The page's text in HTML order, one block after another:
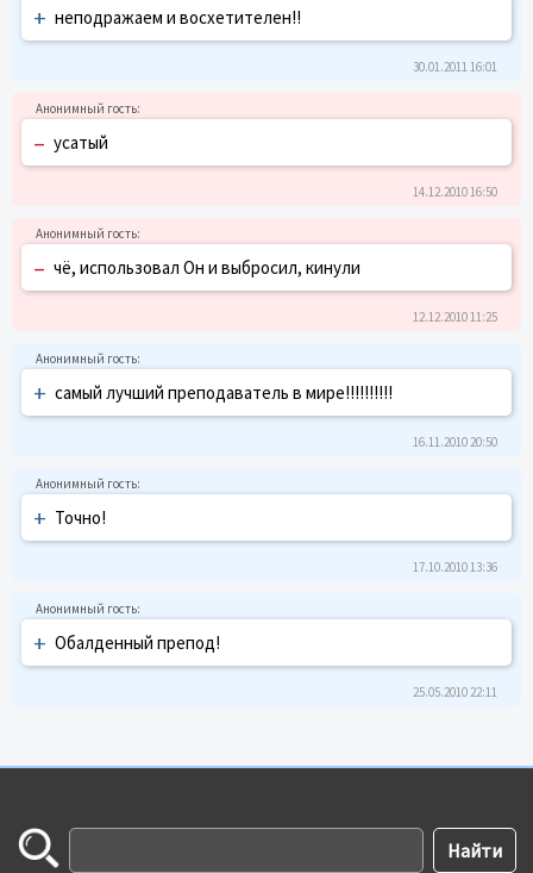
+ неподражаем и восхетителен!!
30.01.2011 16:01
– усатый
14.12.2010 16:50
– чё, использовал Он и выбросил, кинули
12.12.2010 11:25
+ самый лучший преподаватель в мире!!!!!!!!!!
16.11.2010 20:50
+ Точно!
17.10.2010 13:36
+ Обалденный препод!
25.05.2010 22:11